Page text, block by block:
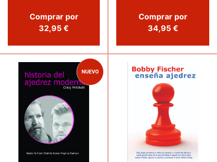
Comprar por
32,95 €
Comprar por
34,95 €